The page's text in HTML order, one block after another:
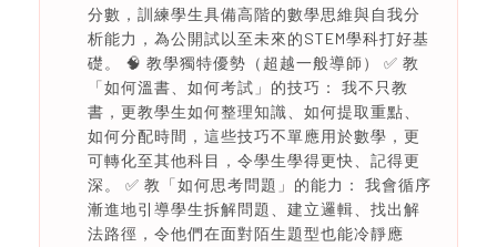
分數，訓練學生具備高階的數學思維與自我分
析能力，為公開試以至未來的STEM學科打好基
礎。 🧠 教學獨特優勢（超越一般導師） ✅ 教
「如何溫書、如何考試」的技巧： 我不只教
書，更教學生如何整理知識、如何提取重點、
如何分配時間，這些技巧不單應用於數學，更
可轉化至其他科目，令學生學得更快、記得更
深。 ✅ 教「如何思考問題」的能力： 我會循序
漸進地引導學生拆解問題、建立邏輯、找出解
法路徑，令他們在面對陌生題型也能冷靜應